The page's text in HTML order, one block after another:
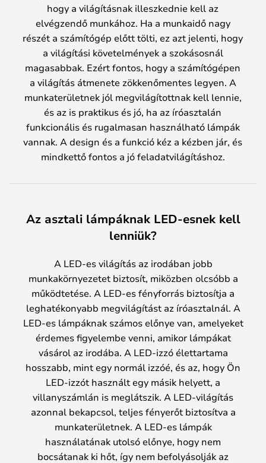
hogy a világításnak illeszkednie kell az
elvégzendő munkához. Ha a munkaidő nagy
részét a számítógép előtt tölti, ez azt jelenti, hogy
a világítási követelmények a szokásosnál
magasabbak. Ezért fontos, hogy a számítógépen
a világítás átmenete zökkenőmentes legyen. A
munkaterületnek jól megvilágítottnak kell lennie,
és az is praktikus és jó, ha az íróasztalán
funkcionális és rugalmasan használható lámpák
vannak. A design és a funkció kéz a kézben jár, és
mindkettő fontos a jó feladatvilágításhoz.
Az asztali lámpáknak LED-esnek kell
lenniük?
A LED-es világítás az irodában jobb
munkakörnyezetet biztosít, miközben olcsóbb a
működtetése. A LED-es fényforrás biztosítja a
leghatékonyabb megvilágítást az íróasztalnál. A
LED-es lámpáknak számos előnye van, amelyeket
érdemes figyelembe venni, amikor lámpákat
vásárol az irodába. A LED-izzó élettartama
hosszabb, mint egy normál izzóé, és az, hogy Ön
LED-izzót használt egy másik helyett, a
villanyszámlán is meglátszik. A LED-világítás
azonnal bekapcsol, teljes fényerőt biztosítva a
munkaterületnek. A LED-es lámpák
használatának utolsó előnye, hogy nem
bocsátanak ki hőt, így nem befolyásolják az